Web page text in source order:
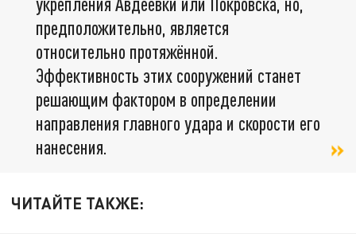
предположительно, является
относительно протяжённой.
Эффективность этих сооружений станет
решающим фактором в определении
направления главного удара и скорости его
нанесения.
ЧИТАЙТЕ ТАКЖЕ: